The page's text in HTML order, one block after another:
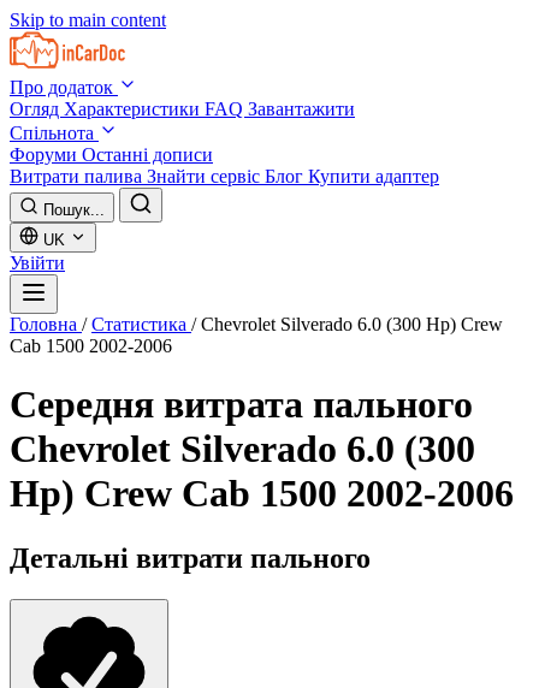
Skip to main content
Про додаток
Огляд Характеристики FAQ Завантажити
Спільнота
Форуми Останні дописи
Витрати палива Знайти сервіс Блог Купити адаптер
Пошук...
UK
Увійти
Головна / Статистика / Chevrolet Silverado 6.0 (300 Hp) Crew
Cab 1500 2002-2006
Середня витрата пального
Chevrolet Silverado 6.0 (300
Hp) Crew Cab 1500 2002-2006
Детальні витрати пального